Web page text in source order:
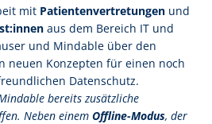
mit Patientenvertretungen und
aus dem Bereich IT und
und Mindable über den
neuen Konzepten für einen noch
Datenschutz.
bereits zusätzliche
Neben einem Offline-Modus, der